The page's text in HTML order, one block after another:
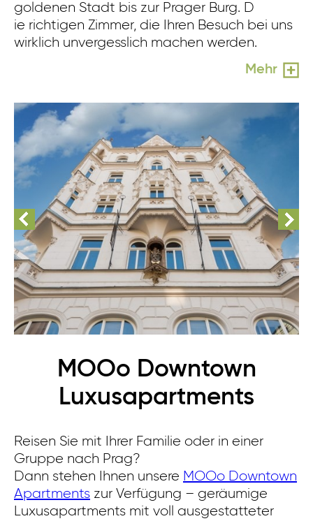
goldenen Stadt bis zur Prager Burg. D
ie richtigen Zimmer, die Ihren Besuch bei uns
wirklich unvergesslich machen werden.
Mehr
MOOo Downtown
Luxusapartments
Reisen Sie mit Ihrer Familie oder in einer
Gruppe nach Prag?
Dann stehen Ihnen unsere MOOo Downtown
Apartments zur Verfügung – geräumige
Luxusapartments mit voll ausgestatteter